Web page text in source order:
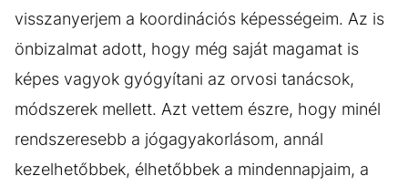
visszanyerjem a koordinációs képességeim. Az is
önbizalmat adott, hogy még saját magamat is
képes vagyok gyógyítani az orvosi tanácsok,
módszerek mellett. Azt vettem észre, hogy minél
rendszeresebb a jógagyakorlásom, annál
kezelhetőbbek, élhetőbbek a mindennapjaim, a